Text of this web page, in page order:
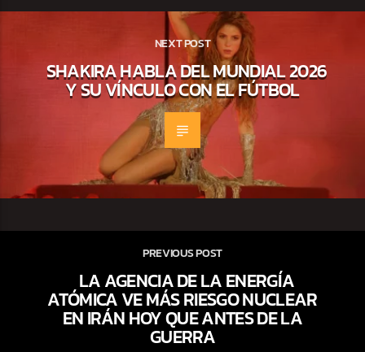
NEXT POST
SHAKIRA HABLA DEL MUNDIAL 2026
Y SU VÍNCULO CON EL FÚTBOL
PREVIOUS POST
LA AGENCIA DE LA ENERGÍA
ATÓMICA VE MÁS RIESGO NUCLEAR
EN IRÁN HOY QUE ANTES DE LA
GUERRA